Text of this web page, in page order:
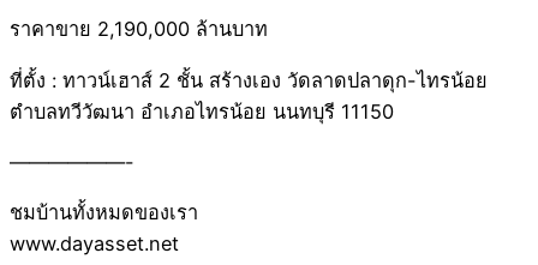
ราคาขาย 2,190,000 ล้านบาท
ที่ตั้ง : ทาวน์เฮาส์ 2 ชั้น สร้างเอง วัดลาดปลาดุก-ไทรน้อย
ตำบลทวีวัฒนา อำเภอไทรน้อย นนทบุรี 11150
——————-
ชมบ้านทั้งหมดของเรา
www.dayasset.net